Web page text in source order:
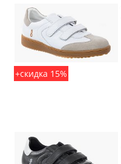
+скидка 15%